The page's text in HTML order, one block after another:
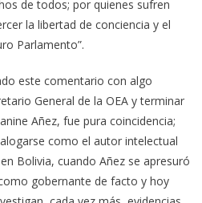
de todos; por quienes sufren
la libertad de conciencia y el
Parlamento”.
este comentario con algo
General de la OEA y terminar
Añez, fue pura coincidencia;
como el autor intelectual
Bolivia, cuando Añez se apresuró
gobernante de facto y hoy